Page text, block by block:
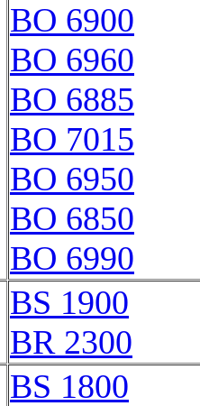
BO 6900
BO 6960
BO 6885
BO 7015
BO 6950
BO 6850
BO 6990
BS 1900
BR 2300
BS 1800